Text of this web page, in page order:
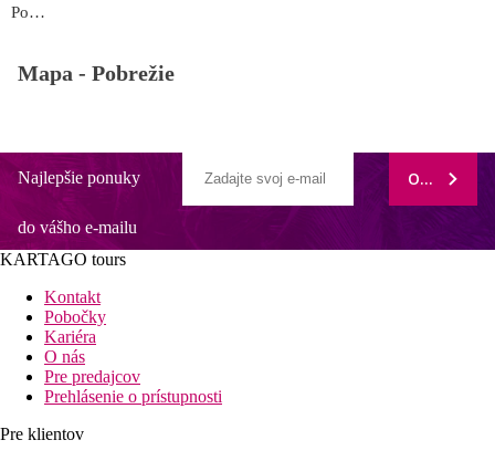
Pobrežie
Mapa - Pobrežie
Najlepšie ponuky
do vášho e-mailu
ODOBERAŤ
KARTAGO tours
Kontakt
Pobočky
Kariéra
O nás
Pre predajcov
Prehlásenie o prístupnosti
Pre klientov